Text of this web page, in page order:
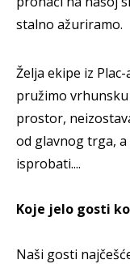
stalno ažuriramo.
Želja ekipe iz
pružimo
prostor,
od glavnog trga,
isprobati....
Koje jelo gosti
Naši gosti